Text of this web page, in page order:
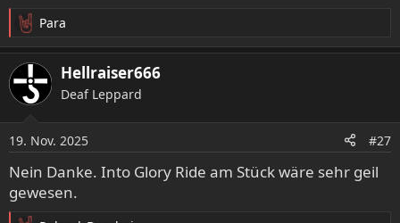
R
e
a
k
t
n
e
n
:
Para
Hellraiser666
Deaf Leppard
19. Nov. 2025 #27
Nein Danke. Into Glory Ride am Stück wäre sehr geil
gewesen.